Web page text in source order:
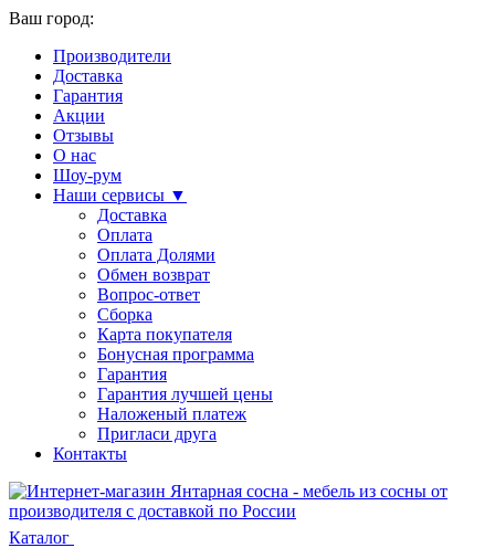
Ваш город:
Производители
Доставка
Гарантия
Акции
Отзывы
О нас
Шоу-рум
Наши сервисы ▼
Доставка
Оплата
Оплата Долями
Обмен возврат
Вопрос-ответ
Сборка
Карта покупателя
Бонусная программа
Гарантия
Гарантия лучшей цены
Наложеный платеж
Пригласи друга
Контакты
Каталог